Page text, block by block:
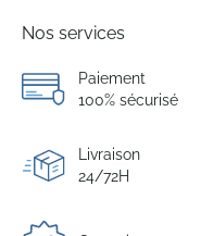
Nos services
Paiement
100% sécurisé
Livraison
24/72H